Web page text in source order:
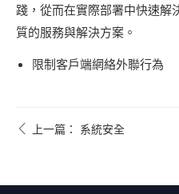
踐，從而在實際部署中快速解
質的服務與解決方案。
限制客戶端網絡外聯行為
上一篇： 系統安全